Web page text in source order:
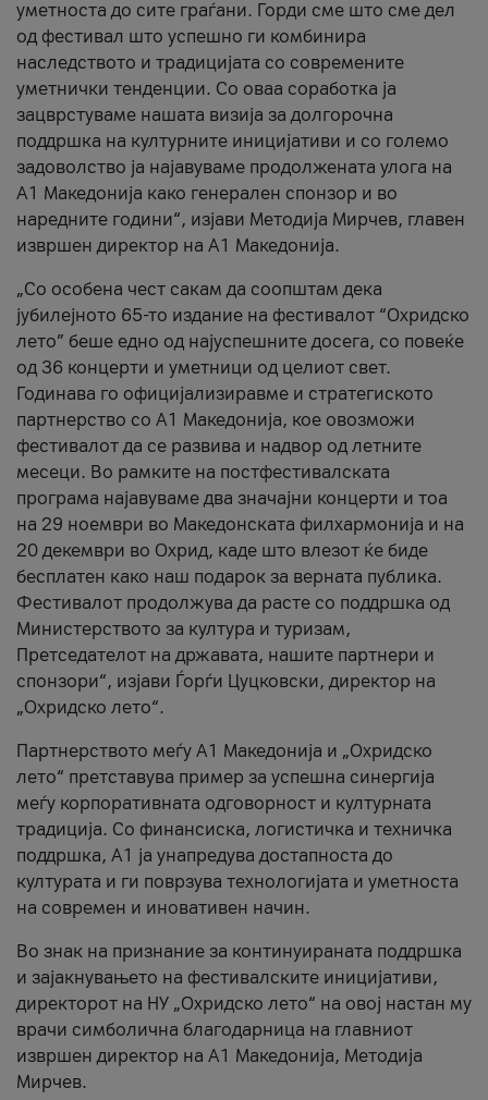
уметноста до сите граѓани. Горди сме што сме дел
од фестивал што успешно ги комбинира
наследството и традицијата со современите
уметнички тенденции. Со оваа соработка ја
зацврстуваме нашата визија за долгорочна
поддршка на културните иницијативи и со големо
задоволство ја најавуваме продолжената улога на
A1 Македонија како генерален спонзор и во
наредните години“, изјави Методија Мирчев, главен
извршен директор на A1 Македонија.
„Со особена чест сакам да соопштам дека
јубилејното 65-то издание на фестивалот “Охридско
лето” беше едно од најуспешните досега, со повеќе
од 36 концерти и уметници од целиот свет.
Годинава го официјализиравме и стратегиското
партнерство со А1 Македонија, кое овозможи
фестивалот да се развива и надвор од летните
месеци. Во рамките на постфестивалската
програма најавуваме два значајни концерти и тоа
на 29 ноември во Македонската филхармонија и на
20 декември во Охрид, каде што влезот ќе биде
бесплатен како наш подарок за верната публика.
Фестивалот продолжува да расте со поддршка од
Министерството за култура и туризам,
Претседателот на државата, нашите партнери и
спонзори“, изјави Ѓорѓи Цуцковски, директор на
„Охридско лето“.
Партнерството меѓу A1 Македонија и „Охридско
лето“ претставува пример за успешна синергија
меѓу корпоративната одговорност и културната
традиција. Со финансиска, логистичка и техничка
поддршка, A1 ја унапредува достапноста до
културата и ги поврзува технологијата и уметноста
на современ и иновативен начин.
Во знак на признание за континуираната поддршка
и зајакнувањето на фестивалските иницијативи,
директорот на НУ „Охридско лето“ на овој настан му
врачи симболична благодарница на главниот
извршен директор на A1 Македонија, Методија
Мирчев.